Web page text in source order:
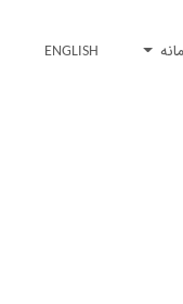
ENGLISH